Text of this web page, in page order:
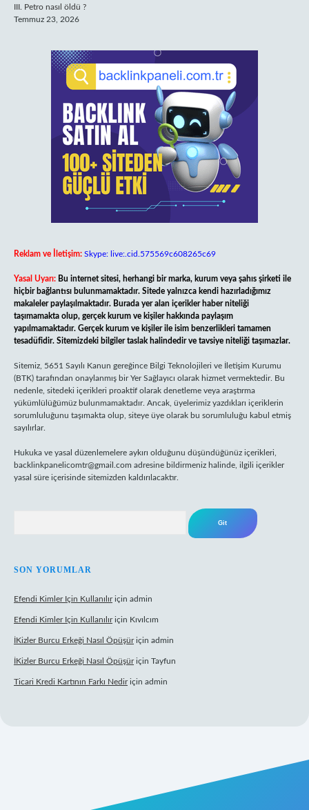
III. Petro nasıl öldü ?
Temmuz 23, 2026
Reklam ve İletişim: Skype: live:.cid.575569c608265c69
Yasal Uyarı: Bu internet sitesi, herhangi bir marka, kurum veya şahıs şirketi ile
hiçbir bağlantısı bulunmamaktadır. Sitede yalnızca kendi hazırladığımız
makaleler paylaşılmaktadır. Burada yer alan içerikler haber niteliği
taşımamakta olup, gerçek kurum ve kişiler hakkında paylaşım
yapılmamaktadır. Gerçek kurum ve kişiler ile isim benzerlikleri tamamen
tesadüfidir. Sitemizdeki bilgiler taslak halindedir ve tavsiye niteliği taşımazlar.
Sitemiz, 5651 Sayılı Kanun gereğince Bilgi Teknolojileri ve İletişim Kurumu
(BTK) tarafından onaylanmış bir Yer Sağlayıcı olarak hizmet vermektedir. Bu
nedenle, sitedeki içerikleri proaktif olarak denetleme veya araştırma
yükümlülüğümüz bulunmamaktadır. Ancak, üyelerimiz yazdıkları içeriklerin
sorumluluğunu taşımakta olup, siteye üye olarak bu sorumluluğu kabul etmiş
sayılırlar.
Hukuka ve yasal düzenlemelere aykırı olduğunu düşündüğünüz içerikleri,
backlinkpanelicomtr@gmail.com adresine bildirmeniz halinde, ilgili içerikler
yasal süre içerisinde sitemizden kaldırılacaktır.
SON YORUMLAR
Efendi Kimler Için Kullanılıriçin admin
Efendi Kimler Için Kullanılıriçin Kıvılcım
İKizler Burcu Erkeği Nasıl Öpüşüriçin admin
İKizler Burcu Erkeği Nasıl Öpüşüriçin Tayfun
Ticari Kredi Kartının Farkı Nediriçin admin